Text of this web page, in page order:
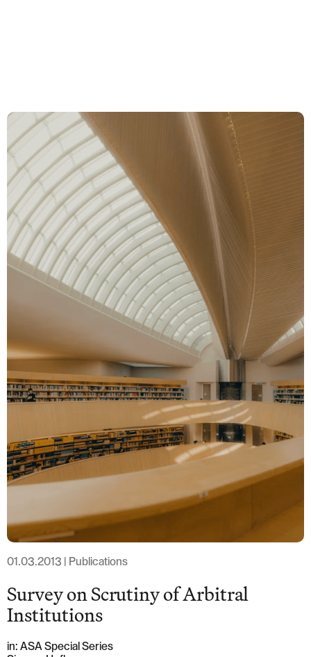
Équipe
Actualités et
Insights
À propos de nous
Carrière
T: +41 44 266 56 56
F: +41 44 266 56 66
M: zh@barandun-law.ch
Contact Zoug
Bahnhofstrasse 17
T: +41 41 349 56 56
F: +41 41 349 56 66
M: zg@barandun-law.ch
PROTECTION DES DONNÉES LINKEDIN
01.03.2013 | Publications
Survey on Scrutiny of Arbitral
Institutions
in: ASA Special Series